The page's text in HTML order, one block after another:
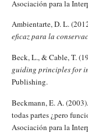
Asociación para la
Ambientarte, D. L.
eficaz para la
Beck, L., & Cable, T.
guiding principles for
Publishing.
Beckmann, E. A.
todas partes ¿pero
Asociación para la